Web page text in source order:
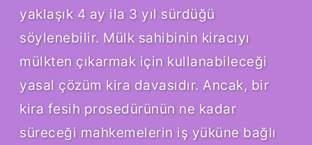
yaklaşık 4 ay ila 3 yıl sürdüğü
söylenebilir. Mülk sahibinin kiracıyı
mülkten çıkarmak için kullanabileceği
yasal çözüm kira davasıdır. Ancak, bir
kira fesih prosedürünün ne kadar
süreceği mahkemelerin iş yüküne bağlı